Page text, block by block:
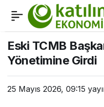
Eski TCMB
Yönetimine Girdi
25 Mayıs 2026, 09:15
Ziraat Katılım Sukuk
ihracı karı aldı